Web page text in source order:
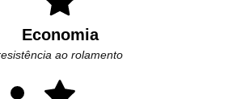
Economia
ao rolamento